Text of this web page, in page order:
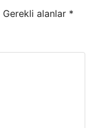
Gerekli alanlar *